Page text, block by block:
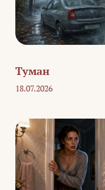
Туман
18.07.2026